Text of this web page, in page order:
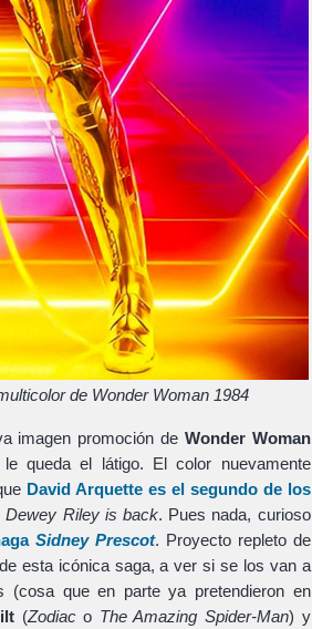
de Wonder Woman 1984
imagen promoción de Wonder Woman
queda el látigo. El color nuevamente
David Arquettees el segundo de los
Dewey Riley is back. Pues nada, curioso
Sidney Prescot. Proyecto repleto de
esta icónica saga, a ver si se los van a
que en parte ya pretendieron en
(Zodiaco The Amazing Spider-Man) y